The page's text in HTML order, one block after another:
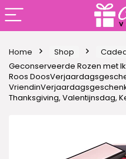
Home Shop
Geconserveerde Rozen met
Roos
Thanksgiving, Valentijnsdag,